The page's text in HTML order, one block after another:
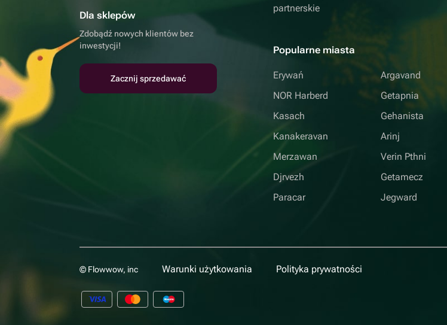
Dla sklepów
Zdobądź nowych klientów bez
inwestycji!
Zacznij sprzedawać
partnerskie
Popularne miasta
Erywań
NOR Harberd
Kasach
Kanakeravan
Merzawan
Djrvezh
Paracar
Argavand
Getapnia
Gehanista
Arinj
Verin Pthni
Getamecz
Jegward
© Flowwow, inc Warunki użytkowania Polityka prywatności